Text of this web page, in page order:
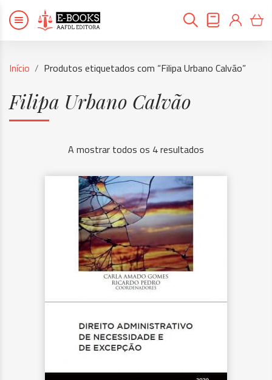
Início Produtos etiquetados com “Filipa Urbano Calvão”
Filipa Urbano Calvão
A mostrar todos os 4 resultados